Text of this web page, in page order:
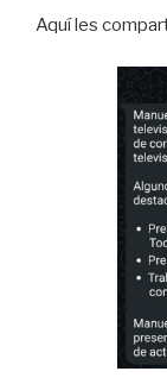
Aquí les